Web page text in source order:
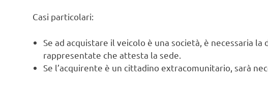
Casi particolari:
Se ad acquistare il veicolo è una società, è necessaria
rappresentate che attesta la sede.
Se l’acquirente è un cittadino extracomunitario, sarà